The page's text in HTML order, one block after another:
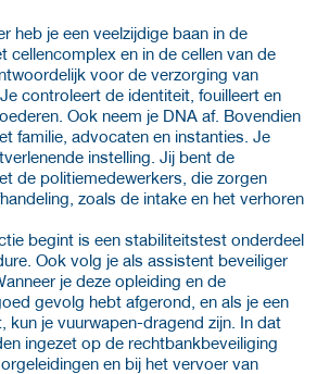
heb je een veelzijdige baan in de
cellencomplex en in de cellen van de
voor de verzorging van
controleert de identiteit, fouilleert en
Ook neem je DNA af. Bovendien
familie, advocaten en instanties. Je
instelling. Jij bent de
de politiemedewerkers, die zorgen
zoals de intake en het verhoren
begint is een stabiliteitstest onderdeel
Ook volg je als assistent beveiliger
je deze opleiding en de
gevolg hebt afgerond, en als je een
kun je vuurwapen-dragend zijn. In dat
ingezet op de rechtbankbeveiliging
en bij het vervoer van